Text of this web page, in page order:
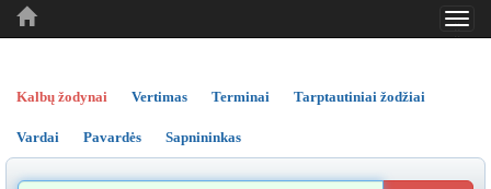
..
..
Kalbų žodynai Vertimas Terminai Tarptautiniai žodžiai
Vardai Pavardės Sapnininkas